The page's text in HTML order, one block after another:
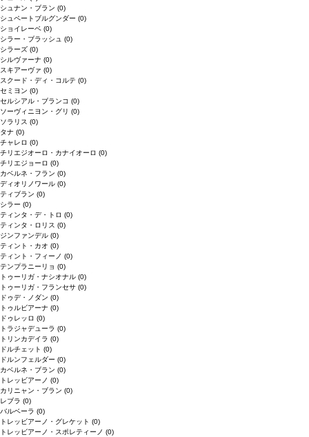
シュナン・ブラン (0)
シュペートブルグンダー (0)
ショイレーベ (0)
シラー・ブラッシュ (0)
シラーズ (0)
シルヴァーナ (0)
スキアーヴァ (0)
スクード・ディ・コルテ (0)
セミヨン (0)
セルシアル・ブランコ (0)
ソーヴィニヨン・グリ (0)
ソラリス (0)
タナ (0)
チャレロ (0)
チリエジオーロ・カナイオーロ (0)
チリエジョーロ (0)
カベルネ・フラン (0)
ディオリノワール (0)
ティブラン (0)
シラー (0)
ティンタ・デ・トロ (0)
ティンタ・ロリス (0)
ジンファンデル (0)
ティント・カオ (0)
ティント・フィーノ (0)
テンプラニーリョ (0)
トゥーリガ・ナシオナル (0)
トゥーリガ・フランセサ (0)
ドゥデ・ノダン (0)
トゥルビアーナ (0)
ドゥレッロ (0)
トラジャデューラ (0)
トリンカデイラ (0)
ドルチェット (0)
ドルンフェルダー (0)
カベルネ・ブラン (0)
トレッビアーノ (0)
カリニャン・ブラン (0)
レブラ (0)
バルベーラ (0)
トレッビアーノ・グレケット (0)
トレッビアーノ・スポレティーノ (0)